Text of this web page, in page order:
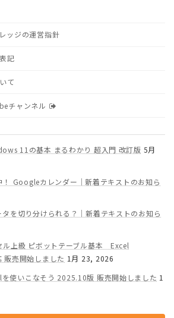
ッジの運営指針
記
て
チャンネル
11の基本 まるわかり 超入門 改訂版 5月
！ Googleカレンダー｜新着テキストのお知ら
を切り分けられる？｜新着テキストのお知ら
ル上級 ピボットテーブル基本 Excel
売開始しました 1月 23, 2026
を使いこなそう 2025.10版 販売開始しました 1